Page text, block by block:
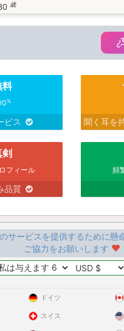
歳
料
%
ビス 聞く耳を
フィール
品質
頻
サービスを提供するために懸
ご協力をお願いします
ドイツ
スイス